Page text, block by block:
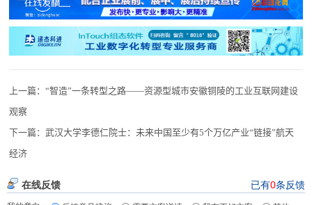
上一篇：“智造”一条转型之路——资源型城市安徽铜陵的工业互联网建设
观察
下一篇：武汉大学李德仁院士：未来中国至少有5个万亿产业“链接”航天
经济